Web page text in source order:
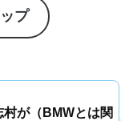
プ
が（BMWとは関